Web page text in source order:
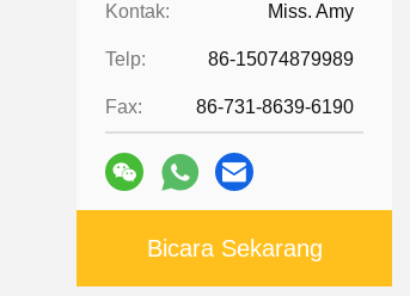
Kontak: Miss. Amy
Telp: 86-15074879989
Fax: 86-731-8639-6190
Bicara Sekarang